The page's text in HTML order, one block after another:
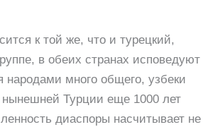
к той же, что и турецкий,
в обеих странах исповедуют
много общего, узбеки
Турции еще 1000 лет
диаспоры насчитывает не